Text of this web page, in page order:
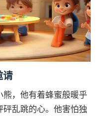
请
，他有着蜂蜜般暖乎
乱跳的心。他害怕独